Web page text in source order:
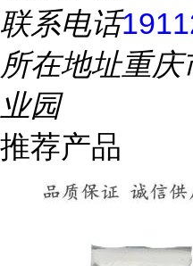
联系电话
所在地址重庆
业园
推荐产品